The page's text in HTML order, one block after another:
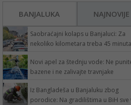
BANJALUKA NAJNOVIJE
Saobraćajni kolaps u Banjaluci: Za
nekoliko kilometara treba 45 minuta
Novi apel za štednju vode: Ne
bazene i ne zalivajte travnjake
Iz Bangladeša u Banjaluku zbog
porodice: Na gradilištima u BiH sve